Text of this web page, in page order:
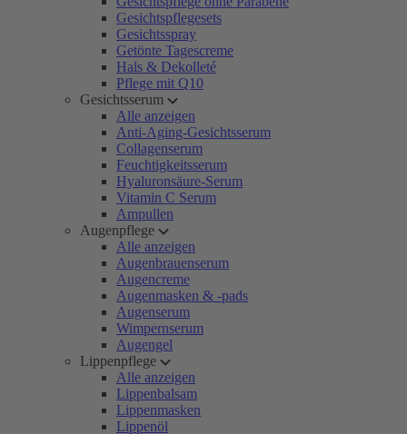
Gesichtspflegesets
Gesichtsspray
Getönte Tagescreme
Hals & Dekolleté
Pflege mit Q10
Gesichtsserum
Alle anzeigen
Anti-Aging-Gesichtsserum
Collagenserum
Feuchtigkeitsserum
Hyaluronsäure-Serum
Vitamin C Serum
Ampullen
Augenpflege
Alle anzeigen
Augenbrauenserum
Augencreme
Augenmasken & -pads
Augenserum
Wimpernserum
Augengel
Lippenpflege
Alle anzeigen
Lippenbalsam
Lippenmasken
Lippenöl